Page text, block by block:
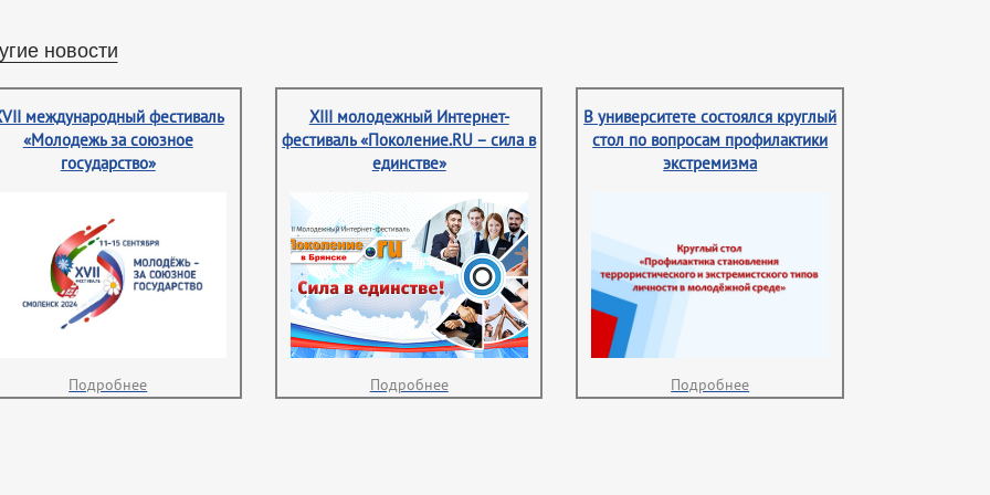
новости
международный фестиваль
«Молодежь за союзное
государство»
Подробнее
XIII молодежный Интернет-
фестиваль «Поколение.RU – сила в
единстве»
Подробнее
В университете состоялся круглый
стол по вопросам профилактики
экстремизма
Подробнее